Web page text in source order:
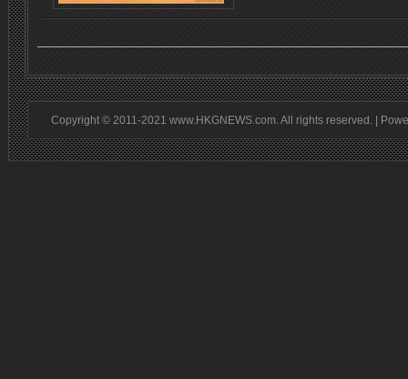
Copyright © 2011-2021 www.HKGNEWS.com. All rights reserved. |